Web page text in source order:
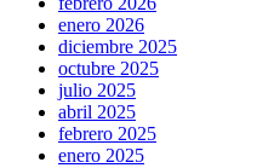
enero 2026
diciembre 2025
octubre 2025
julio 2025
abril 2025
febrero 2025
enero 2025